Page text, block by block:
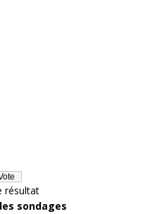
résultat
sondages